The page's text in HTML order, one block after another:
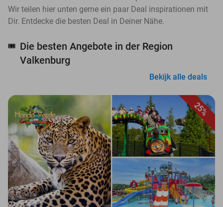
Wir teilen hier unten gerne ein paar Deal inspirationen mit
Dir. Entdecke die besten Deal in Deiner Nähe.
🎟️ Die besten Angebote in der Region
Valkenburg
Bekijk alle deals
25%